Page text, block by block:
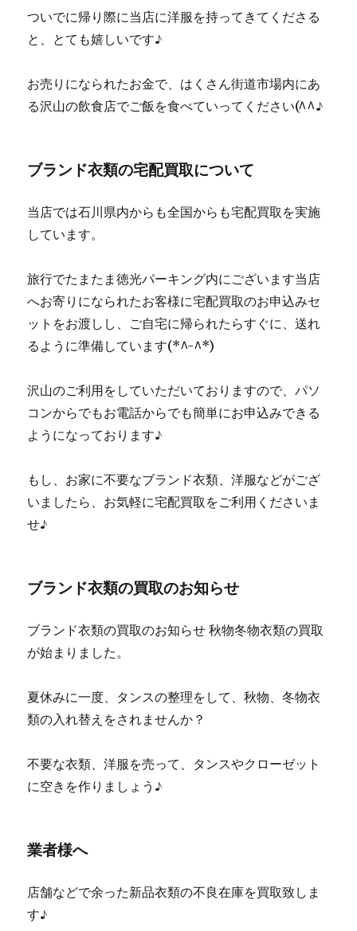
ついでに帰り際に当店に洋服を持ってきてくださる
と、とても嬉しいです♪
お売りになられたお金で、はくさん街道市場内にあ
る沢山の飲食店でご飯を食べていってください(^^♪
ブランド衣類の宅配買取について
当店では石川県内からも全国からも宅配買取を実施
しています。
旅行でたまたま徳光パーキング内にございます当店
へお寄りになられたお客様に宅配買取のお申込みセ
ットをお渡しし、ご自宅に帰られたらすぐに、送れ
るように準備しています(*^-^*)
沢山のご利用をしていただいておりますので、パソ
コンからでもお電話からでも簡単にお申込みできる
ようになっております♪
もし、お家に不要なブランド衣類、洋服などがござ
いましたら、お気軽に宅配買取をご利用くださいま
せ♪
ブランド衣類の買取のお知らせ
ブランド衣類の買取のお知らせ 秋物冬物衣類の買取
が始まりました。
夏休みに一度、タンスの整理をして、秋物、冬物衣
類の入れ替えをされませんか？
不要な衣類、洋服を売って、タンスやクローゼット
に空きを作りましょう♪
業者様へ
店舗などで余った新品衣類の不良在庫を買取致しま
す♪